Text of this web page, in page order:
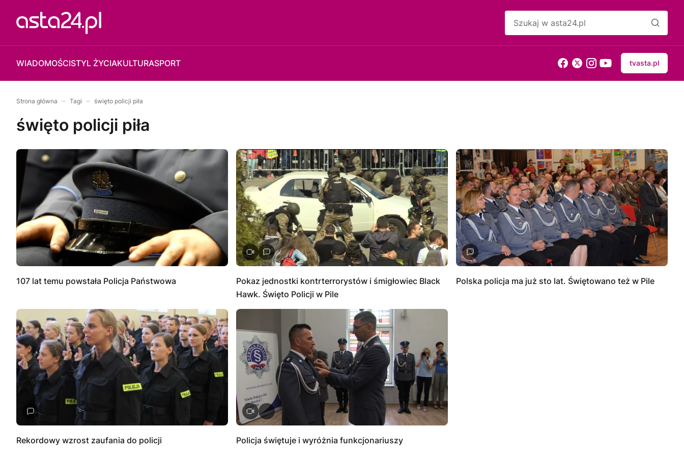
WIADOMOŚCISTYL ŻYCIAKULTURASPORT tvasta.pl
Strona główna Tagi święto policji piła
święto policji piła
107 lat temu powstała Policja Państwowa
Pokaz jednostki kontrterrorystów i śmigłowiec Black
Hawk. Święto Policji w Pile
Polska policja ma już sto lat. Świętowano też w Pile
Rekordowy wzrost zaufania do policji Policja świętuje i wyróżnia funkcjonariuszy